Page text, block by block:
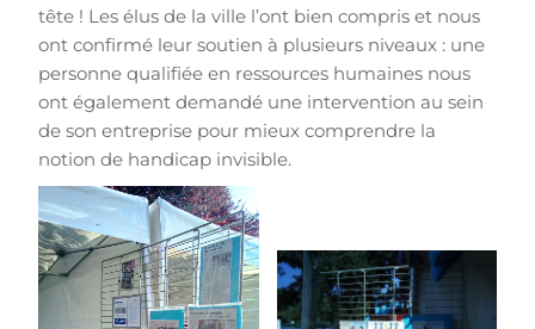
tête ! Les élus de la ville l’ont bien compris et nous
ont confirmé leur soutien à plusieurs niveaux : une
personne qualifiée en ressources humaines nous
ont également demandé une intervention au sein
de son entreprise pour mieux comprendre la
notion de handicap invisible.